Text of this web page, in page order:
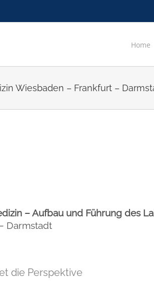
Home
Wiesbaden – Frankfurt –
– Aufbau und Führung des
Darmstadt
die Perspektive